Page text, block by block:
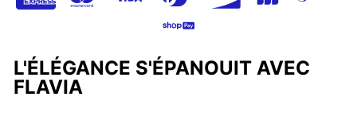
L'ÉLÉGANCE S'ÉPANOUIT AVEC
FLAVIA